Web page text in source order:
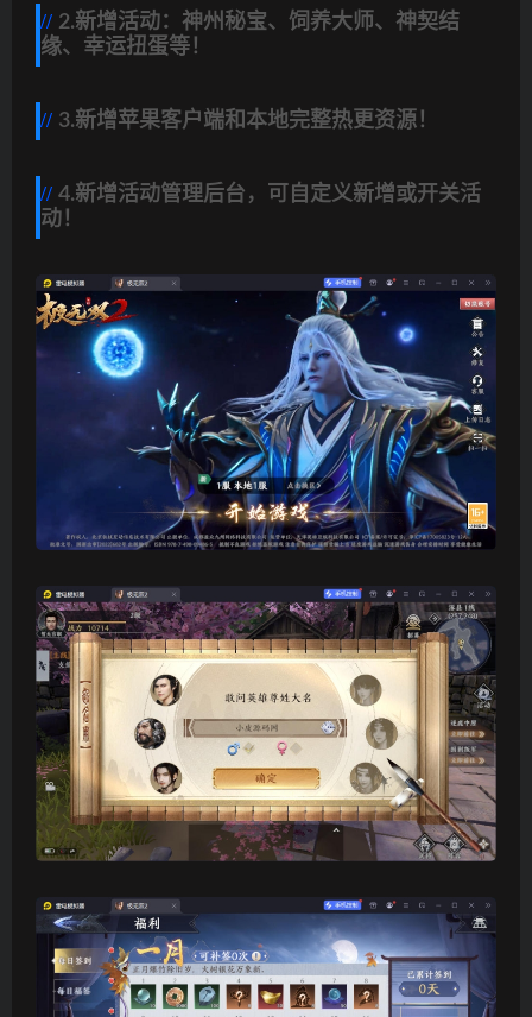
2.新增活动：神州秘宝、饲养大师、神契结
缘、幸运扭蛋等！
3.新增苹果客户端和本地完整热更资源！
4.新增活动管理后台，可自定义新增或开关活
动！